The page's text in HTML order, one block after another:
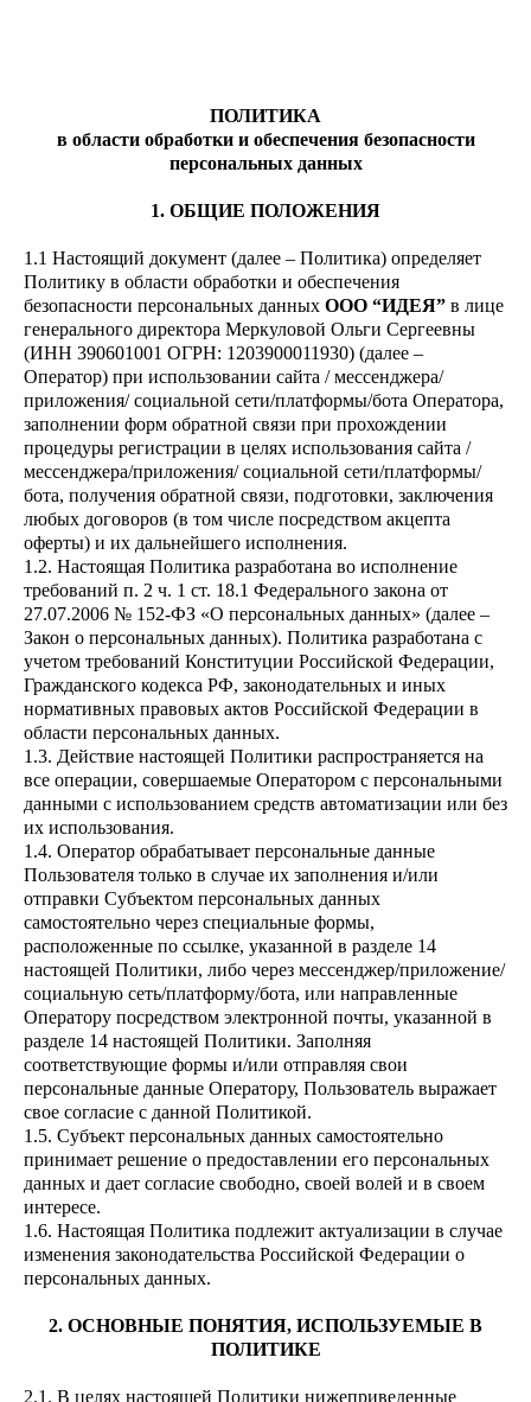
ПОЛИТИКА
в области обработки и обеспечения безопасности
персональных данных
1. ОБЩИЕ ПОЛОЖЕНИЯ
1.1 Настоящий документ (далее – Политика) определяет
Политику в области обработки и обеспечения
безопасности персональных данных ООО “ИДЕЯ” в лице
генерального директора Меркуловой Ольги Сергеевны
(ИНН 390601001 ОГРН: 1203900011930) (далее –
Оператор) при использовании сайта / мессенджера/
приложения/ социальной сети/платформы/бота Оператора,
заполнении форм обратной связи при прохождении
процедуры регистрации в целях использования сайта /
мессенджера/приложения/ социальной сети/платформы/
бота, получения обратной связи, подготовки, заключения
любых договоров (в том числе посредством акцепта
оферты) и их дальнейшего исполнения.
1.2. Настоящая Политика разработана во исполнение
требований п. 2 ч. 1 ст. 18.1 Федерального закона от
27.07.2006 № 152-ФЗ «О персональных данных» (далее –
Закон о персональных данных). Политика разработана с
учетом требований Конституции Российской Федерации,
Гражданского кодекса РФ, законодательных и иных
нормативных правовых актов Российской Федерации в
области персональных данных.
1.3. Действие настоящей Политики распространяется на
все операции, совершаемые Оператором с персональными
данными с использованием средств автоматизации или без
их использования.
1.4. Оператор обрабатывает персональные данные
Пользователя только в случае их заполнения и/или
отправки Субъектом персональных данных
самостоятельно через специальные формы,
расположенные по ссылке, указанной в разделе 14
настоящей Политики, либо через мессенджер/приложение/
социальную сеть/платформу/бота, или направленные
Оператору посредством электронной почты, указанной в
разделе 14 настоящей Политики. Заполняя
соответствующие формы и/или отправляя свои
персональные данные Оператору, Пользователь выражает
свое согласие с данной Политикой.
1.5. Субъект персональных данных самостоятельно
принимает решение о предоставлении его персональных
данных и дает согласие свободно, своей волей и в своем
интересе.
1.6. Настоящая Политика подлежит актуализации в случае
изменения законодательства Российской Федерации о
персональных данных.
2. ОСНОВНЫЕ ПОНЯТИЯ, ИСПОЛЬЗУЕМЫЕ В
ПОЛИТИКЕ
2.1. В целях настоящей Политики нижеприведенные